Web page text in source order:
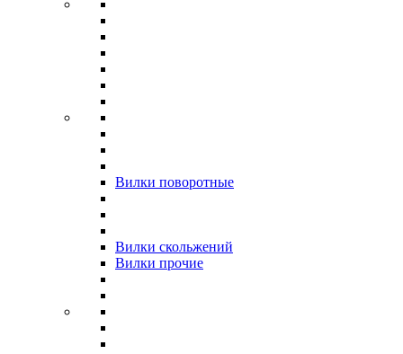
Вилки поворотные
Вилки скольжений
Вилки прочие